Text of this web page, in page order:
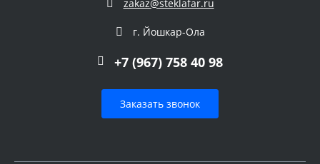
zakaz@steklafar.ru
г. Йошкар-Ола
+7 (967) 758 40 98
Заказать звонок